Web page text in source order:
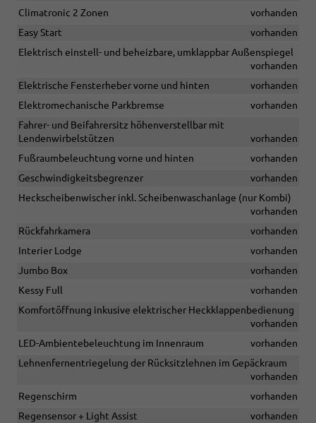
Climatronic 2 Zonen
vorhanden
Easy Start
vorhanden
Elektrisch einstell- und beheizbare, umklappbar Außenspiegel
vorhanden
Elektrische Fensterheber vorne und hinten
vorhanden
Elektromechanische Parkbremse
vorhanden
Fahrer- und Beifahrersitz höhenverstellbar mit
Lendenwirbelstützen
vorhanden
Fußraumbeleuchtung vorne und hinten
vorhanden
Geschwindigkeitsbegrenzer
vorhanden
Heckscheibenwischer inkl. Scheibenwaschanlage (nur Kombi)
vorhanden
Rückfahrkamera
vorhanden
Interier Lodge
vorhanden
Jumbo Box
vorhanden
Kessy Full
vorhanden
Komfortöffnung inkusive elektrischer Heckklappenbedienung
vorhanden
LED-Ambientebeleuchtung im Innenraum
vorhanden
Lehnenfernentriegelung der Rücksitzlehnen im Gepäckraum
vorhanden
Regenschirm
vorhanden
Regensensor + Light Assist
vorhanden